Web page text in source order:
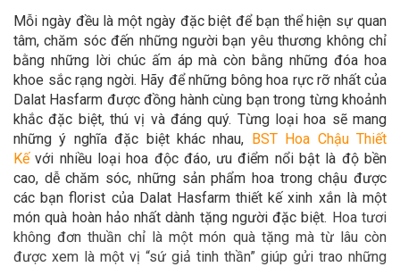
Mỗi ngày đều là một ngày đặc biệt để bạn thể hiện sự quan
tâm, chăm sóc đến những người bạn yêu thương không chỉ
bằng những lời chúc ấm áp mà còn bằng những đóa hoa
khoe sắc rạng ngời. Hãy để những bông hoa rực rỡ nhất của
Dalat Hasfarm được đồng hành cùng bạn trong từng khoảnh
khắc đặc biệt, thú vị và đáng quý. Từng loại hoa sẽ mang
những ý nghĩa đặc biệt khác nhau, BST Hoa Chậu Thiết
Kế với nhiều loại hoa độc đáo, ưu điểm nổi bật là độ bền
cao, dễ chăm sóc, những sản phẩm hoa trong chậu được
các bạn florist của Dalat Hasfarm thiết kế xinh xắn là một
món quà hoàn hảo nhất dành tặng người đặc biệt. Hoa tươi
không đơn thuần chỉ là một món quà tặng mà từ lâu còn
được xem là một vị “sứ giả tinh thần” giúp gửi trao những